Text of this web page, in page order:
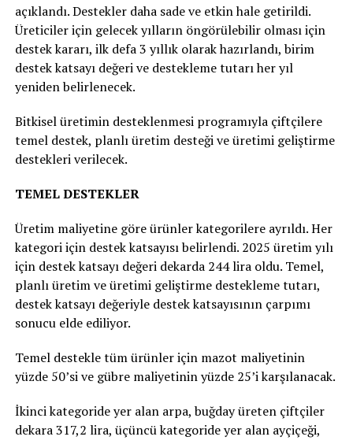
açıklandı. Destekler daha sade ve etkin hale getirildi.
Üreticiler için gelecek yılların öngörülebilir olması için
destek kararı, ilk defa 3 yıllık olarak hazırlandı, birim
destek katsayı değeri ve destekleme tutarı her yıl
yeniden belirlenecek.
Bitkisel üretimin desteklenmesi programıyla çiftçilere
temel destek, planlı üretim desteği ve üretimi geliştirme
destekleri verilecek.
TEMEL DESTEKLER
Üretim maliyetine göre ürünler kategorilere ayrıldı. Her
kategori için destek katsayısı belirlendi. 2025 üretim yılı
için destek katsayı değeri dekarda 244 lira oldu. Temel,
planlı üretim ve üretimi geliştirme destekleme tutarı,
destek katsayı değeriyle destek katsayısının çarpımı
sonucu elde ediliyor.
Temel destekle tüm ürünler için mazot maliyetinin
yüzde 50’si ve gübre maliyetinin yüzde 25’i karşılanacak.
İkinci kategoride yer alan arpa, buğday üreten çiftçiler
dekara 317,2 lira, üçüncü kategoride yer alan ayçiçeği,